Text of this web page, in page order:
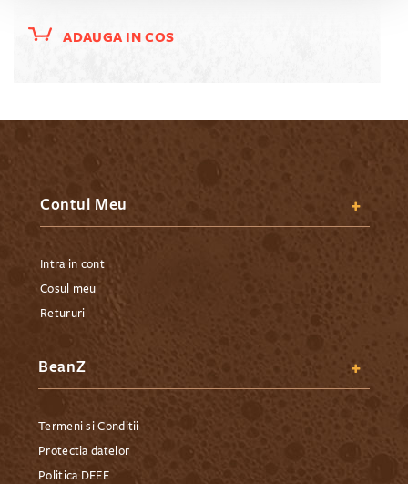
ADAUGA IN COS
Contul Meu
Intra in cont
Cosul meu
Retururi
BeanZ
Termeni si Conditii
Protectia datelor
Politica DEEE